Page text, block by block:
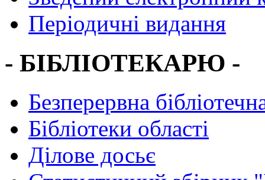
Періодичні видання
- БІБЛІОТЕКАРЮ -
Безперервна
Бібліотеки області
Ділове досьє